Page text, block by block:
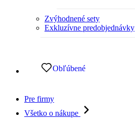
Zvýhodnené sety
Exkluzívne predobjednávky
Obľúbené
Pre firmy
Všetko o nákupe